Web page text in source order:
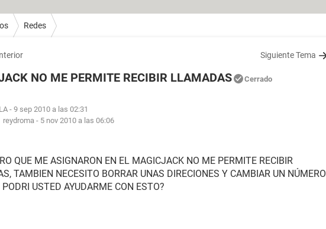
Redes
Siguiente Tema
NO ME PERMITE RECIBIR LLAMADAS Cerrado
- 9 sep 2010 a las 02:31
reydroma - 5 nov 2010 a las 06:06
QUE ME ASIGNARON EN EL MAGICJACK NO ME PERMITE RECIBIR
TAMBIEN NECESITO BORRAR UNAS DIRECIONES Y CAMBIAR UN NÚMERO
PODRI USTED AYUDARME CON ESTO?